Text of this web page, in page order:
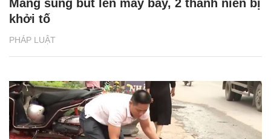
PHÁP LUẬT
Mang súng bút lên máy bay, 2 thanh niên bị
khởi tố